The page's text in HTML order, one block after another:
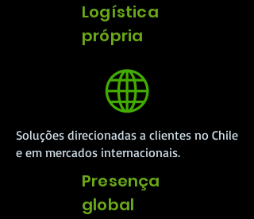
Logística
própria
Soluções direcionadas a clientes no Chile
e em mercados internacionais.
Presença
global